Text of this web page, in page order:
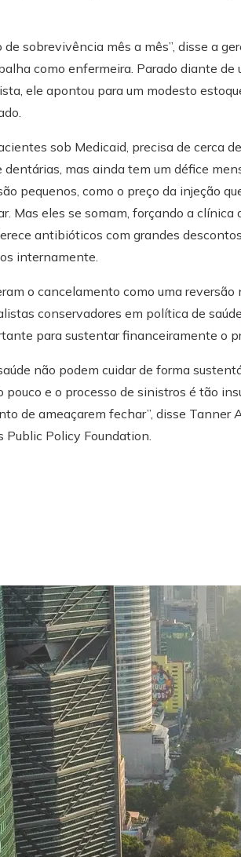
sobrevivência mês a mês”, disse a
como enfermeira. Parado diante de
ele apontou para um modesto
sob Medicaid, precisa de cerca
mas ainda tem um défice
pequenos, como o preço da injeção
Mas eles se somam, forçando a clínica
antibióticos com grandes
internamente.
o cancelamento como uma reversão
conservadores em política de
para sustentar financeiramente o
não podem cuidar de forma
e o processo de sinistros é tão
de ameaçarem fechar”, disse Tanner
Public Policy Foundation.